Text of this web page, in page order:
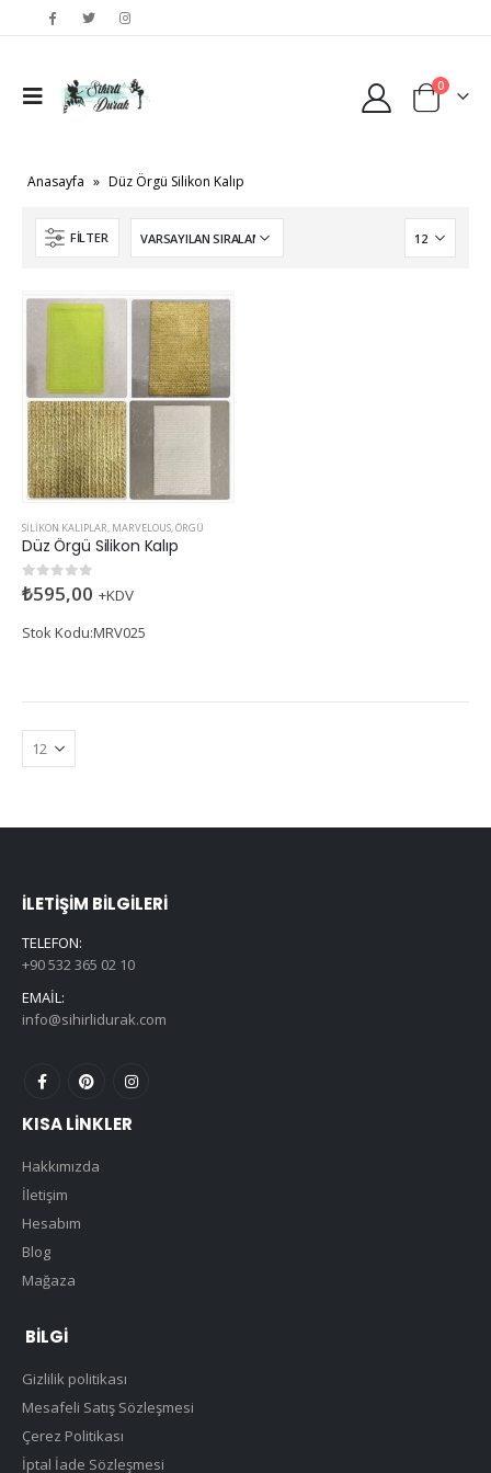
0
Anasayfa » Düz Örgü Silikon Kalıp
FILTER
SILIKON KALIPLAR, MARVELOUS,ÖRGÜ
Düz Örgü Silikon Kalıp
05 üzerinden
₺595,00 +KDV
Stok Kodu:MRV025
İLETIŞIM BILGILERI
TELEFON:
+90 532 365 02 10
EMAIL:
info@sihirlidurak.com
KISA LINKLER
Hakkımızda
İletişim
Hesabım
Blog
Mağaza
BILGI
Gizlilik politikası
Mesafeli Satış Sözleşmesi
Çerez Politikası
İptal İade Sözleşmesi